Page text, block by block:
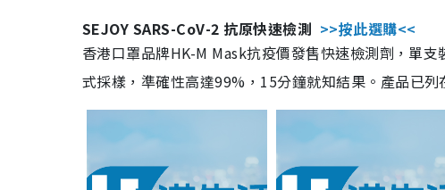
SEJOY SARS-CoV-2 抗原快速檢測 >>按此選購<<
香港口罩品牌HK-M Mask抗疫價發售快速檢測劑，單
式採樣，準確性高達99%，15分鐘就知結果。產品已